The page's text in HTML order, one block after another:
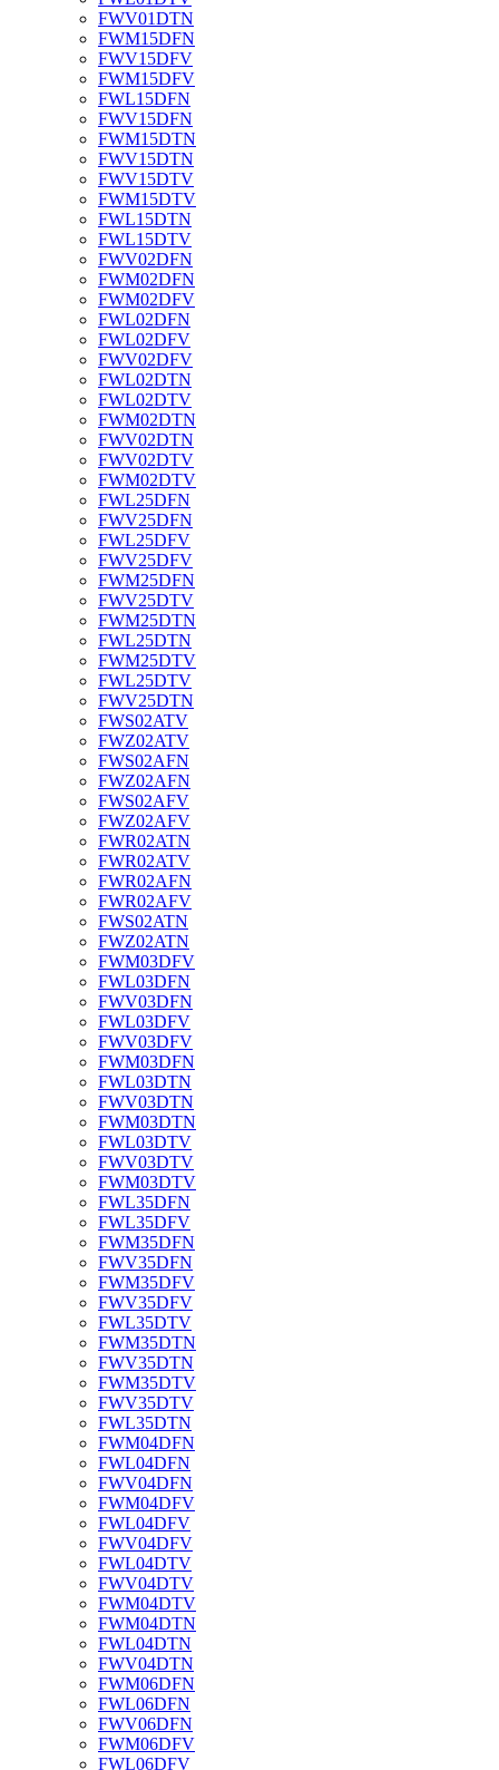
FWV01DTN
FWM15DFN
FWV15DFV
FWM15DFV
FWL15DFN
FWV15DFN
FWM15DTN
FWV15DTN
FWV15DTV
FWM15DTV
FWL15DTN
FWL15DTV
FWV02DFN
FWM02DFN
FWM02DFV
FWL02DFN
FWL02DFV
FWV02DFV
FWL02DTN
FWL02DTV
FWM02DTN
FWV02DTN
FWV02DTV
FWM02DTV
FWL25DFN
FWV25DFN
FWL25DFV
FWV25DFV
FWM25DFN
FWV25DTV
FWM25DTN
FWL25DTN
FWM25DTV
FWL25DTV
FWV25DTN
FWS02ATV
FWZ02ATV
FWS02AFN
FWZ02AFN
FWS02AFV
FWZ02AFV
FWR02ATN
FWR02ATV
FWR02AFN
FWR02AFV
FWS02ATN
FWZ02ATN
FWM03DFV
FWL03DFN
FWV03DFN
FWL03DFV
FWV03DFV
FWM03DFN
FWL03DTN
FWV03DTN
FWM03DTN
FWL03DTV
FWV03DTV
FWM03DTV
FWL35DFN
FWL35DFV
FWM35DFN
FWV35DFN
FWM35DFV
FWV35DFV
FWL35DTV
FWM35DTN
FWV35DTN
FWM35DTV
FWV35DTV
FWL35DTN
FWM04DFN
FWL04DFN
FWV04DFN
FWM04DFV
FWL04DFV
FWV04DFV
FWL04DTV
FWV04DTV
FWM04DTV
FWM04DTN
FWL04DTN
FWV04DTN
FWM06DFN
FWL06DFN
FWV06DFN
FWM06DFV
FWL06DFV